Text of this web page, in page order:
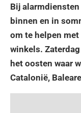
Bij
binnen en in
om te helpen
winkels.
het oosten waar
Catalonië,